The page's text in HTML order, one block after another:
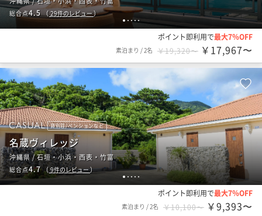
1 2 345
総合点4.5（29件のレビュー）
ポイント即利用で最大7％OFF
素泊まり /2名 ￥19,320〜 ￥17,967〜
1 2 3 4 5
貸別荘/ペンションなど
名蔵ヴィレッジ
沖縄県 / 石垣・小浜・西表・竹富
総合点4.7（ 9件のレビュー）
ポイント即利用で最大7％OFF
素泊まり /2名 ￥10,100〜 ￥9,393〜